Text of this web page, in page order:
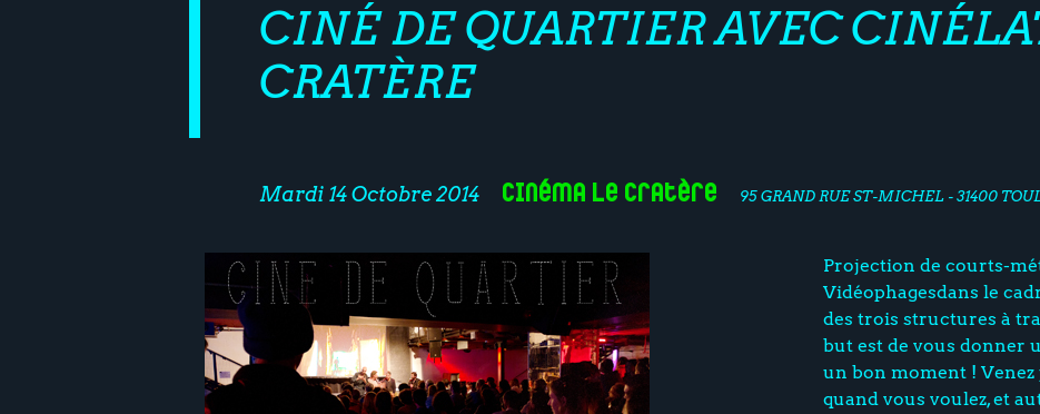
CINÉ DE QUARTIER AVEC
CRATÈRE
Mardi 14 Octobre 2014 Cinéma Le Cratère 95 GRAND RUE ST-MICHEL - 31400
Projection de courts-
Vidéophagesdans le
des trois structures à
but est de vous donner
un bon moment !
quand vous voulez, et